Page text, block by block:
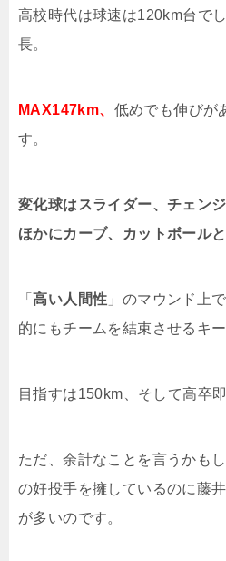
高校時代は球速は120km台で
長。
MAX147km、 低めでも伸びが
す。
変化球はスライダー、チェン
ほかにカーブ、カットボールと
「高い人間性 」のマウンド上
的にもチームを結束させるキー
目指すは150km 、そして高卒
ただ、余計なことを言うかも
の好投手を擁しているのに藤
が多いのです。